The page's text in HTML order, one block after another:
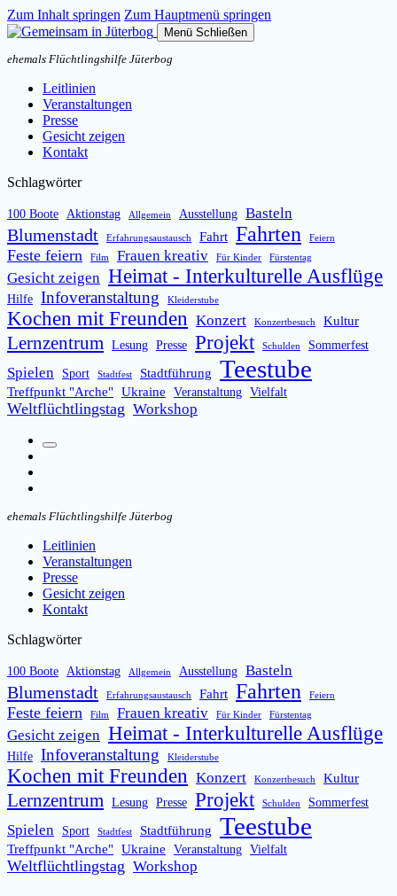
Zum Inhalt springen Zum Hauptmenü springen
Menü Schließen
ehemals Flüchtlingshilfe Jüterbog
Leitlinien
Veranstaltungen
Presse
Gesicht zeigen
Kontakt
Schlagwörter
100 Boote Aktionstag Allgemein Ausstellung Basteln
Blumenstadt Erfahrungsaustausch Fahrt Fahrten Feiern
Feste feiern Film Frauen kreativ Für Kinder Fürstentag
Gesicht zeigen Heimat - Interkulturelle Ausflüge
Hilfe Infoveranstaltung Kleiderstube
Kochen mit Freunden Konzert Konzertbesuch Kultur
Lernzentrum Lesung Presse Projekt Schulden Sommerfest
Spielen Sport Stadtfest Stadtführung Teestube
Treffpunkt "Arche" Ukraine Veranstaltung Vielfalt
Weltflüchtlingstag Workshop
Suchfeld
ehemals Flüchtlingshilfe Jüterbog
Leitlinien
Veranstaltungen
Presse
Gesicht zeigen
Kontakt
Schlagwörter
100 Boote Aktionstag Allgemein Ausstellung Basteln
Blumenstadt Erfahrungsaustausch Fahrt Fahrten Feiern
Feste feiern Film Frauen kreativ Für Kinder Fürstentag
Gesicht zeigen Heimat - Interkulturelle Ausflüge
Hilfe Infoveranstaltung Kleiderstube
Kochen mit Freunden Konzert Konzertbesuch Kultur
Lernzentrum Lesung Presse Projekt Schulden Sommerfest
Spielen Sport Stadtfest Stadtführung Teestube
Treffpunkt "Arche" Ukraine Veranstaltung Vielfalt
Weltflüchtlingstag Workshop